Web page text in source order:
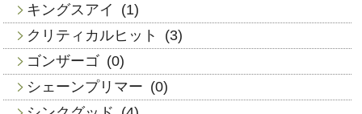
キングスアイ
(1)
クリティカルヒット
(3)
ゴンザーゴ (0)
シェーンプリマー (0)